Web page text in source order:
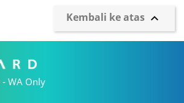
Kembali ke atas 
- WA Only